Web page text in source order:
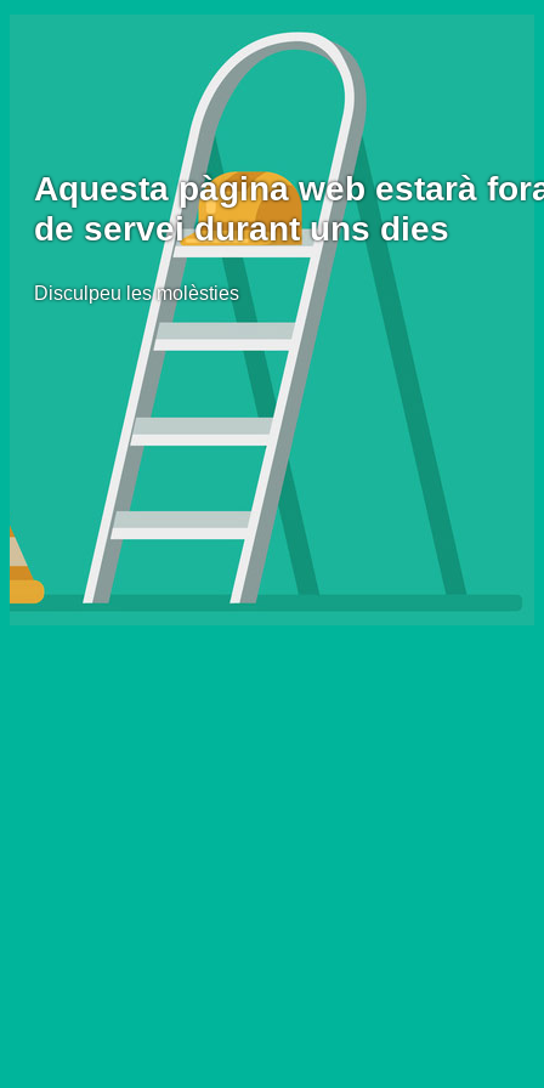
Aquesta pàgina web estarà
de servei durant uns dies
Disculpeu les molèsties